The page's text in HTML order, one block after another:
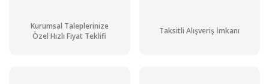
Kurumsal Taleplerinize
Özel Hızlı Fiyat Teklifi
Taksitli Alışveriş İmkanı